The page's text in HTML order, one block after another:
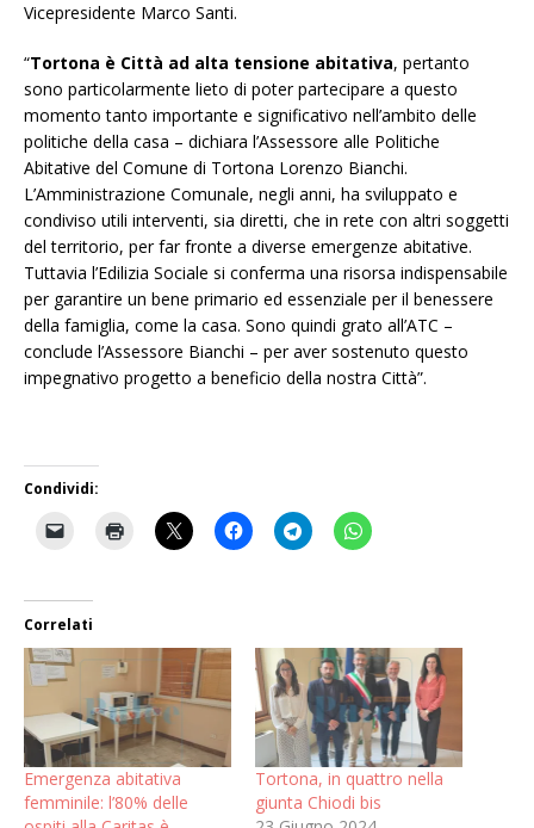
Vicepresidente Marco Santi.
“Tortona è Città ad alta tensione abitativa, pertanto
sono particolarmente lieto di poter partecipare a questo
momento tanto importante e significativo nell’ambito delle
politiche della casa – dichiara l’Assessore alle Politiche
Abitative del Comune di Tortona Lorenzo Bianchi.
L’Amministrazione Comunale, negli anni, ha sviluppato e
condiviso utili interventi, sia diretti, che in rete con altri soggetti
del territorio, per far fronte a diverse emergenze abitative.
Tuttavia l’Edilizia Sociale si conferma una risorsa indispensabile
per garantire un bene primario ed essenziale per il benessere
della famiglia, come la casa. Sono quindi grato all’ATC –
conclude l’Assessore Bianchi – per aver sostenuto questo
impegnativo progetto a beneficio della nostra Città”.
Condividi:
Correlati
Emergenza abitativa
femminile: l’80% delle
Tortona, in quattro nella
giunta Chiodi bis